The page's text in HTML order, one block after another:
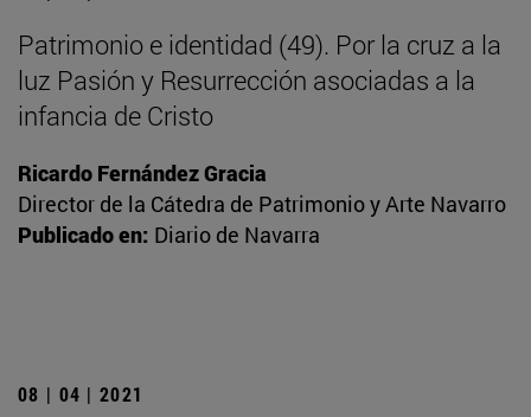
Patrimonio e identidad (49). Por la cruz a la
luz Pasión y Resurrección asociadas a la
infancia de Cristo
Ricardo Fernández Gracia
Director de la Cátedra de Patrimonio y Arte Navarro
Publicado en: Diario de Navarra
08 | 04 | 2021